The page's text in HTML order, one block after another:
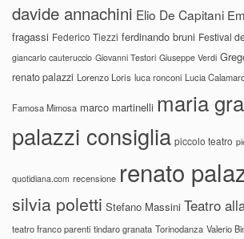
davide annachini Elio De Capitani
fragassi Federico Tiezzi ferdinando bruni Festival
giancarlo cauteruccio Giovanni Testori Giuseppe Verdi
renato palazzi Lorenzo Loris luca ronconi Lucia
Famosa Mimosa marco martinelli maria
palazzi consiglia piccolo teatro
quotidiana.com recensione renato
silvia poletti Stefano Massini Teatro
teatro franco parenti tindaro granata Torinodanza Valerio